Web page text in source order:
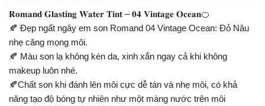
𝐑𝐨𝐦𝐚𝐧𝐝 𝐆𝐥𝐚𝐬𝐭𝐢𝐧𝐠 𝐖𝐚𝐭𝐞𝐫 𝐓𝐢𝐧𝐭 – 𝟎𝟒 𝐕𝐢𝐧𝐭𝐚𝐠𝐞 𝐎𝐜𝐞𝐚𝐧🍊
🍂 Đẹp ngất ngây em son Romand 04 Vintage Ocean: Đỏ Nâu
nhẹ căng mọng môi.
🍂 Màu son lạ không kén da, xinh xắn ngay cả khi không
makeup luôn nhé.
🍂Chất son khi đánh lên môi cực dễ tán và nhẹ môi, có khả
năng tạo độ bóng tự nhiên như một màng nước trên môi